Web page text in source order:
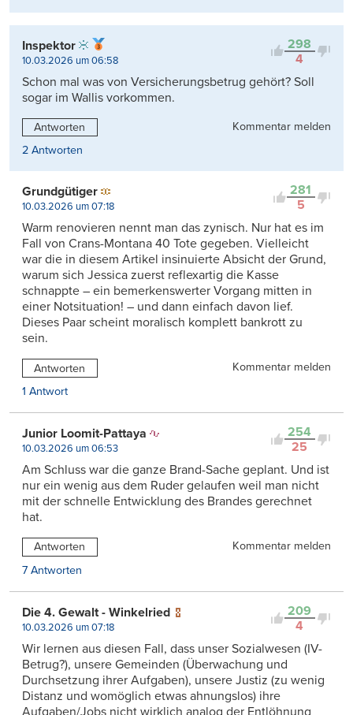
298
4
Inspektor
10.03.2026 um 06:58
Schon mal was von Versicherungsbetrug gehört? Soll
sogar im Wallis vorkommen.
Antworten
Kommentar melden
2 Antworten
281
5
Grundgütiger
10.03.2026 um 07:18
Warm renovieren nennt man das zynisch. Nur hat es im
Fall von Crans-Montana 40 Tote gegeben. Vielleicht
war die in diesem Artikel insinuierte Absicht der Grund,
warum sich Jessica zuerst reflexartig die Kasse
schnappte – ein bemerkenswerter Vorgang mitten in
einer Notsituation! – und dann einfach davon lief.
Dieses Paar scheint moralisch komplett bankrott zu
sein.
Antworten
Kommentar melden
1 Antwort
254
25
Junior Loomit-Pattaya
10.03.2026 um 06:53
Am Schluss war die ganze Brand-Sache geplant. Und ist
nur ein wenig aus dem Ruder gelaufen weil man nicht
mit der schnelle Entwicklung des Brandes gerechnet
hat.
Antworten
Kommentar melden
7 Antworten
209
4
Die 4. Gewalt - Winkelried
10.03.2026 um 07:18
Wir lernen aus diesen Fall, dass unser Sozialwesen (IV-
Betrug?), unsere Gemeinden (Überwachung und
Durchsetzung ihrer Aufgaben), unsere Justiz (zu wenig
Distanz und womöglich etwas ahnungslos) ihre